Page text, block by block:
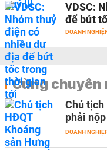
VDSC:
để bứt
DOANH
Cùng chuyên
Chủ tịch
phải
DOANH